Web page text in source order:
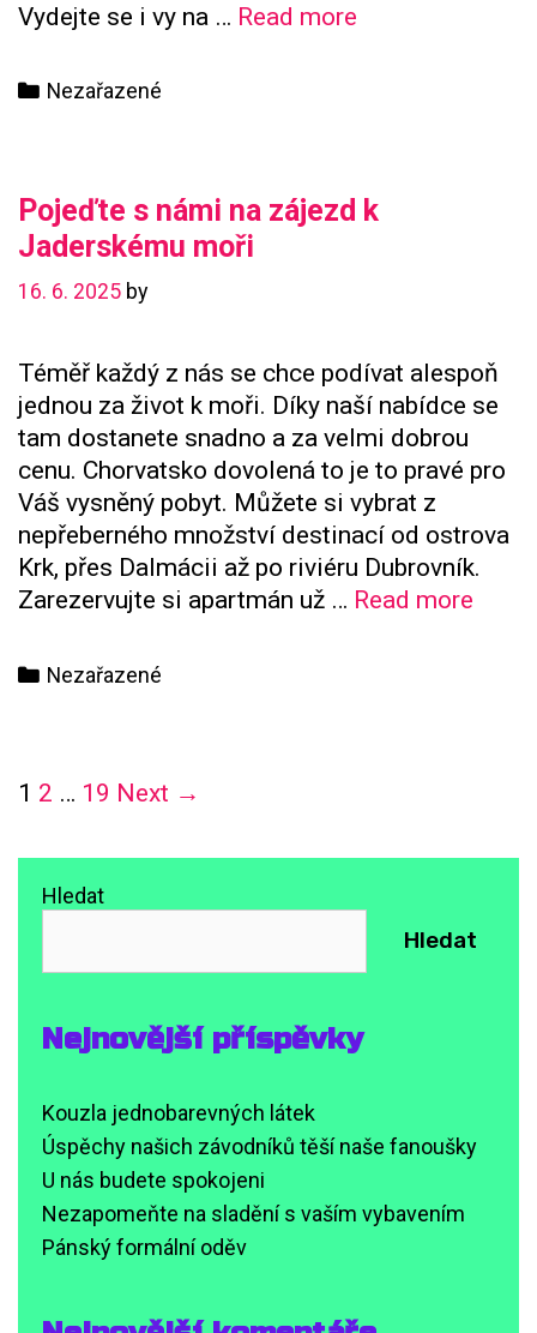
Vydejte se i vy na … Read more
námi
Categories
Nezařazené
Pojeďte s námi na zájezd k
Jaderskému moři
16. 6. 2025 by
Téměř každý z nás se chce podívat alespoň
jednou za život k moři. Díky naší nabídce se
tam dostanete snadno a za velmi dobrou
cenu. Chorvatsko dovolená to je to pravé pro
Váš vysněný pobyt. Můžete si vybrat z
nepřeberného množství destinací od ostrova
Krk, přes Dalmácii až po riviéru Dubrovník.
Zarezervujte si apartmán už … Read more
Categories
Nezařazené
Post
1 2 … 19 Next →
Hledat
Hledat
Nejnovější příspěvky
Kouzla jednobarevných látek
Úspěchy našich závodníků těší naše fanoušky
U nás budete spokojeni
Nezapomeňte na sladění s vaším vybavením
Pánský formální oděv